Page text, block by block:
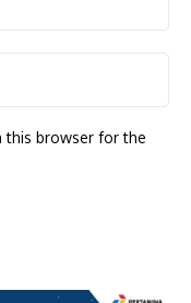
this browser for the